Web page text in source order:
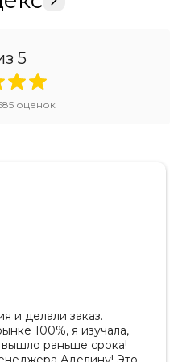
5
оценок
и делали заказ.
100%, я изучала,
раньше срока!